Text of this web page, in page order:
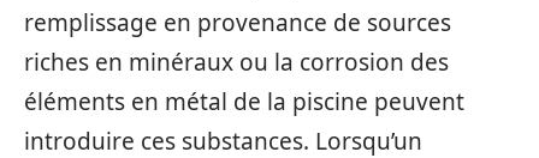
remplissage en provenance de sources
riches en minéraux ou la corrosion des
éléments en métal de la piscine peuvent
introduire ces substances. Lorsqu’un